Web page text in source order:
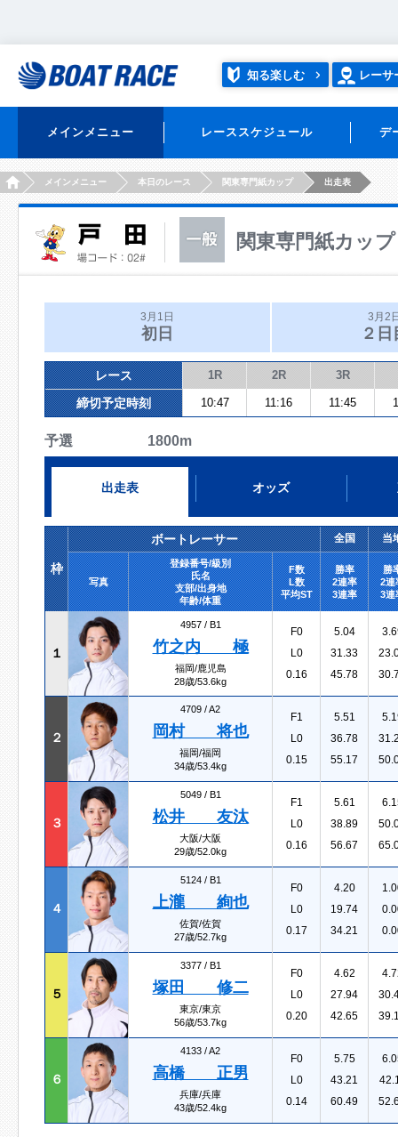
知る楽しむ レーサ
メインメニュー レーススケジュール デ
HOMEメインメニュー 本日のレース 関東専門紙カップ 出走表
関東専門紙カップ
3月1日
初日
3月2
２日
レース 1R 2R 3R
締切予定時刻 10:47 11:16 11:45
予選 1800m
出走表 オッズ
枠
ボートレーサー 全国 当
写真
登録番号/級別
氏名
支部/出身地
年齢/体重
F数
L数
平均ST
勝率
2連率
3連率
勝
2連
3連
１
4957 / B1
竹之内 極
福岡/鹿児島
28歳/53.6kg
F0
L0
0.16
5.04
31.33
45.78
２
4709 /A2
岡村 将也
福岡/福岡
34歳/53.4kg
F1
L0
0.15
5.51
36.78
55.17
３
5049 / B1
松井 友汰
大阪/大阪
29歳/52.0kg
F1
L0
0.16
5.61
38.89
56.67
４
5124 / B1
上瀧 絢也
佐賀/佐賀
27歳/52.7kg
F0
L0
0.17
4.20
19.74
34.21
５
3377 / B1
塚田 修二
東京/東京
56歳/53.7kg
F0
L0
0.20
4.62
27.94
42.65
６
4133 /A2
高橋 正男
兵庫/兵庫
43歳/52.4kg
F0
L0
0.14
5.75
43.21
60.49